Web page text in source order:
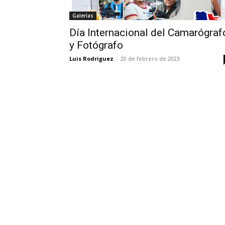
Galerías
Día Internacional del
y Fotógrafo
Luis Rodriguez - 20 de febrero de 2023